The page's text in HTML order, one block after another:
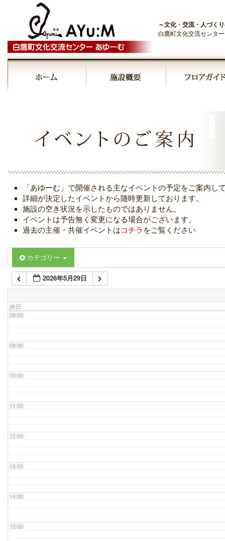
～文化・交流・人づく
白鷹町文化交流センタ
「あゆーむ」で開催される主なイベントの予定をご案内し
詳細が決定したイベントから随時更新しております。
施設の空き状況を示したものではありません。
イベントは予告無く変更になる場合がございます。
過去の主催・共催イベントはコチラ をご覧ください
カテゴリー
2026年5月29日
終日
04:00
06:00
07:00
08:00
09:00
10:00
11:00
12:00
13:00
14:00
15:00